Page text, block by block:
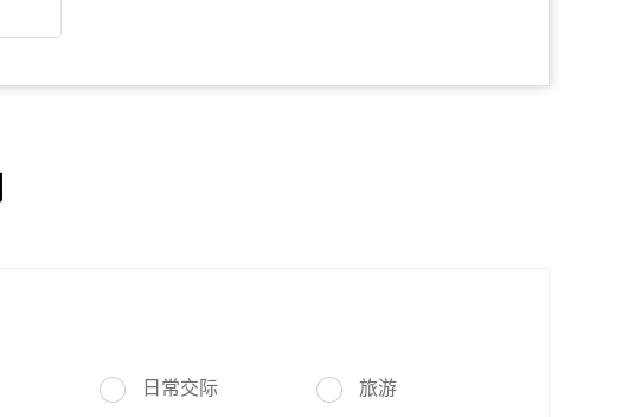
日常交际 旅游